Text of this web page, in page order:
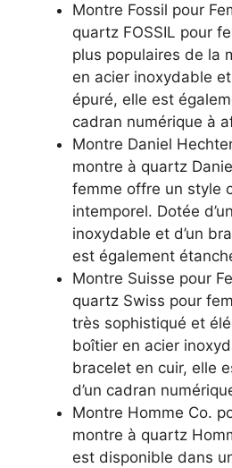
Montre Fossil pour
quartz FOSSIL pour
plus populaires de la
en acier inoxydable
épuré, elle est
cadran numérique à
Montre Daniel
montre à quartz
femme offre un style
intemporel. Dotée
inoxydable et d’un
est également
Montre Suisse pour
quartz Swiss pour
très sophistiqué et
boîtier en acier
bracelet en cuir, elle
d’un cadran
Montre Homme Co.
montre à quartz
est disponible dans